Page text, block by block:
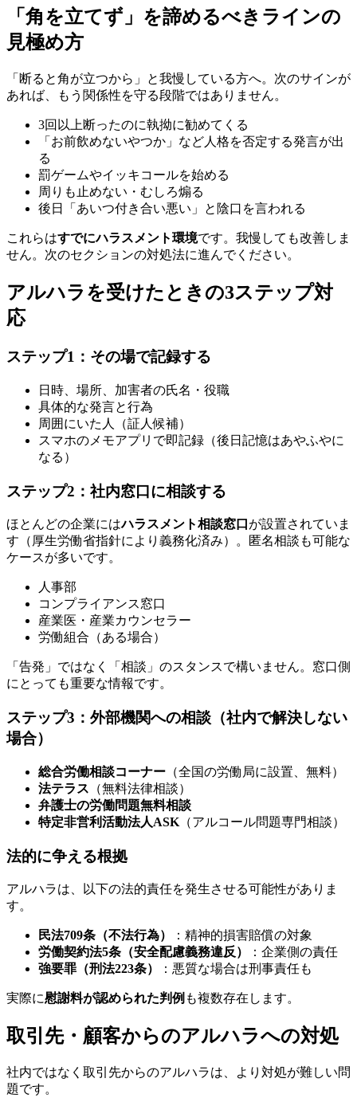
「角を立てず」を諦めるべきラインの
見極め方
「断ると角が立つから」と我慢している方へ。次のサインが
あれば、もう関係性を守る段階ではありません。
3回以上断ったのに執拗に勧めてくる
「お前飲めないやつか」など人格を否定する発言が出
る
罰ゲームやイッキコールを始める
周りも止めない・むしろ煽る
後日「あいつ付き合い悪い」と陰口を言われる
これらはすでにハラスメント環境です。我慢しても改善しま
せん。次のセクションの対処法に進んでください。
アルハラを受けたときの3ステップ対
応
ステップ1：その場で記録する
日時、場所、加害者の氏名・役職
具体的な発言と行為
周囲にいた人（証人候補）
スマホのメモアプリで即記録（後日記憶はあやふやに
なる）
ステップ2：社内窓口に相談する
ほとんどの企業にはハラスメント相談窓口 が設置されていま
す（厚生労働省指針により義務化済み）。匿名相談も可能な
ケースが多いです。
人事部
コンプライアンス窓口
産業医・産業カウンセラー
労働組合（ある場合）
「告発」ではなく「相談」のスタンスで構いません。窓口側
にとっても重要な情報です。
ステップ3：外部機関への相談（社内で解決しない
場合）
総合労働相談コーナー （全国の労働局に設置、無料）
法テラス （無料法律相談）
弁護士の労働問題無料相談
特定非営利活動法人ASK （アルコール問題専門相談）
法的に争える根拠
アルハラは、以下の法的責任を発生させる可能性がありま
す。
民法709条（不法行為）
：精神的損害賠償の対象
労働契約法5条（安全配慮義務違反）
：企業側の責任
強要罪（刑法223条）
：悪質な場合は刑事責任も
実際に慰謝料が認められた判例 も複数存在します。
取引先・顧客からのアルハラへの対処
社内ではなく取引先からのアルハラは、より対処が難しい問
題です。